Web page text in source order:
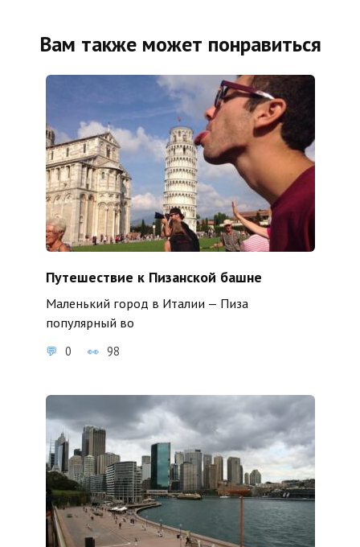
Вам также может понравиться
Путешествие к Пизанской башне
Маленький город в Италии — Пиза
популярный во
0 98